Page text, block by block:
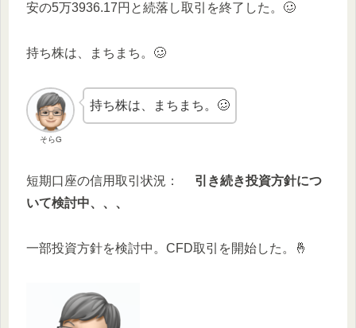
安の5万3936.17円と続落し取引を終了した。🥴
持ち株は、まちまち。🥴
そらG
持ち株は、まちまち。🥴
短期口座の信用取引状況： 引き続き投資方針につ
いて検討中、、、
一部投資方針を検討中。CFD取引を開始した。🤞